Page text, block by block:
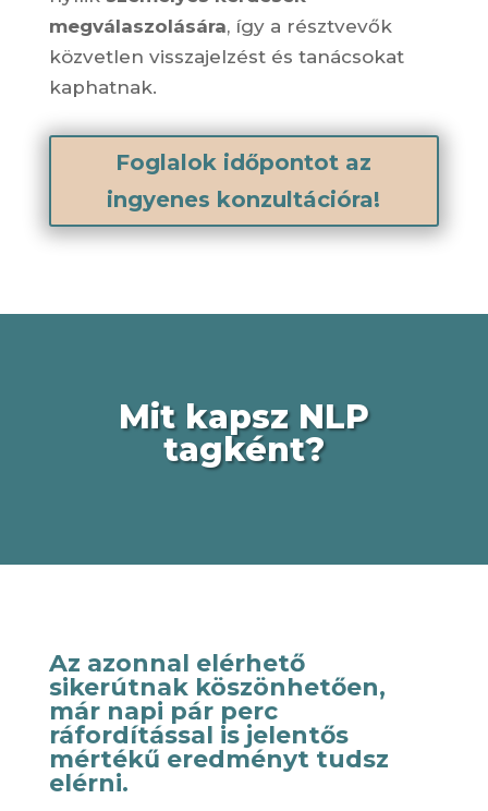
megválaszolására, így a résztvevők
közvetlen visszajelzést és tanácsokat
kaphatnak.
Foglalok időpontot az
ingyenes konzultációra!
Mit kapsz NLP
tagként?
Az azonnal elérhető
sikerútnak köszönhetően,
már napi pár perc
ráfordítással is jelentős
mértékű eredményt tudsz
elérni.